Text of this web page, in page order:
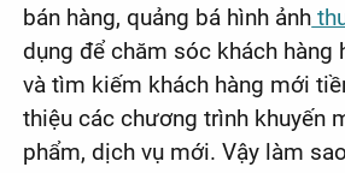
bán hàng, quảng bá hình ảnh
dụng để chăm sóc khách hàng
và tìm kiếm khách hàng mới
thiệu các chương trình khuyến
phẩm, dịch vụ mới. Vậy làm